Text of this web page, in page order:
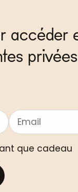
accéder
que cadeau